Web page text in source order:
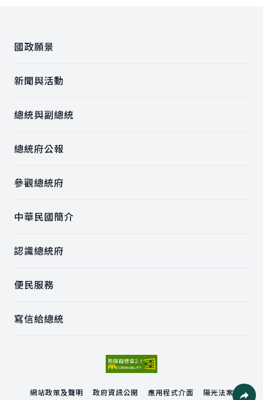
國政願景
新聞與活動
總統與副總統
總統府公報
參觀總統府
中華民國簡介
認識總統府
便民服務
寫信給總統
網站政策及聲明 政府資訊公開 應用程式介面 陽光法案